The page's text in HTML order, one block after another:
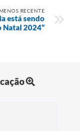
RECENTE
está sendo
Natal 2024”